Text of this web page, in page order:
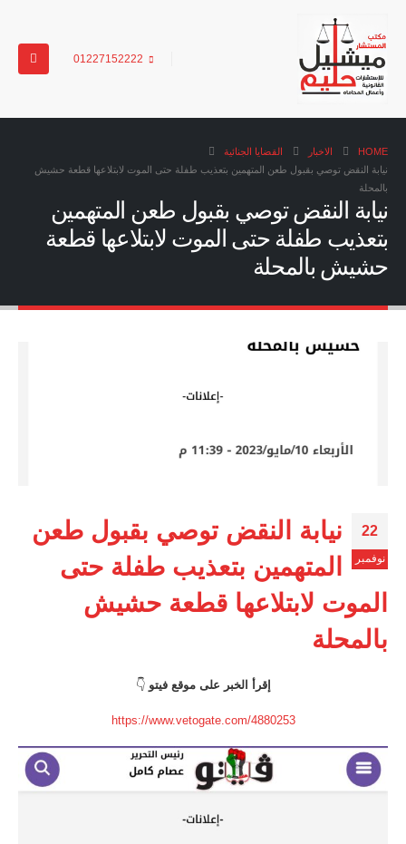
01227152222
HOME الاخبار
القضايا الجنائية
نيابة النقض توصي بقبول طعن المتهمين بتعذيب طفلة حتى الموت لابتلاعها قطعة حشيش
بالمحلة
نيابة النقض توصي بقبول طعن المتهمين
بتعذيب طفلة حتى الموت لابتلاعها قطعة
حشيش بالمحلة
22
نوفمبر
نيابة النقض توصي بقبول طعن
المتهمين بتعذيب طفلة حتى
الموت لابتلاعها قطعة حشيش
بالمحلة
إقرأ الخبر على موقع فيتو👇
https://www.vetogate.com/4880253